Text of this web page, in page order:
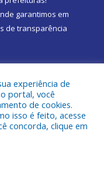
garantimos em
de transparência
de Marapanim.
experiência de
portal, você
de cookies.
isso é feito, acesse
concorda, clique em